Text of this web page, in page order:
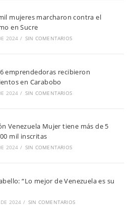
mujeres marcharon contra el
en Sucre
2024 / SIN COMENTARIOS
emprendedoras recibieron
en Carabobo
2024 / SIN COMENTARIOS
Venezuela Mujer tiene más de 5
mil inscritas
2024 / SIN COMENTARIOS
“Lo mejor de Venezuela es su
2024 / SIN COMENTARIOS